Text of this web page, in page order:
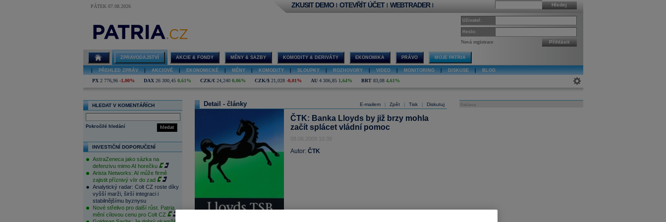
PÁTEK 07.08.2026 Hledej
ZKUSIT DEMO | OTEVŘÍT ÚČET | WEBTRADER |
Uživatel:
Heslo:
Nová registrace Přihlásit
ZPRAVODAJSTVÍ AKCIE & FONDY MĚNY & SAZBY KOMODITY & DERIVÁTY EKONOMIKA PRÁVO MOJE PATRIA
PŘEHLED ZPRÁV AKCIOVÉ EKONOMICKÉ MĚNY KOMODITY SLOUPKY ROZHOVORY VIDEO MONITORING DISKUSE BLOG
PX 2 776,96 -1,00% DAX 26 300,45 0,61% CZK/€ 24,240 0,06% CZK/$ 21,028 -0,01% AU 4 306,85 1,64% BRT 83,08 4,61%
HLEDAT V KOMENTÁŘÍCH
hledat
Pokročilé hledání
INVESTIČNÍ DOPORUČENÍ
AstraZeneca jako sázka na
defenzivu mimo AI horečku
Arista Networks: AI může firmě
zajistit příznivý vítr do zad
Analytický radar: Colt CZ roste díky
vyšší marži, širší integraci i
stabilnějšímu byznysu
Nové střelivo pro další růst. Patria
mění cílovou cenu pro Colt CZ
E-mailem Zpět Tisk Diskutuj
Detail - články
ČTK: Banka Lloyds by již brzy mohla
začít splácet vládní pomoc
08.06.2009 10:39
Autor: ČTK
Reklama